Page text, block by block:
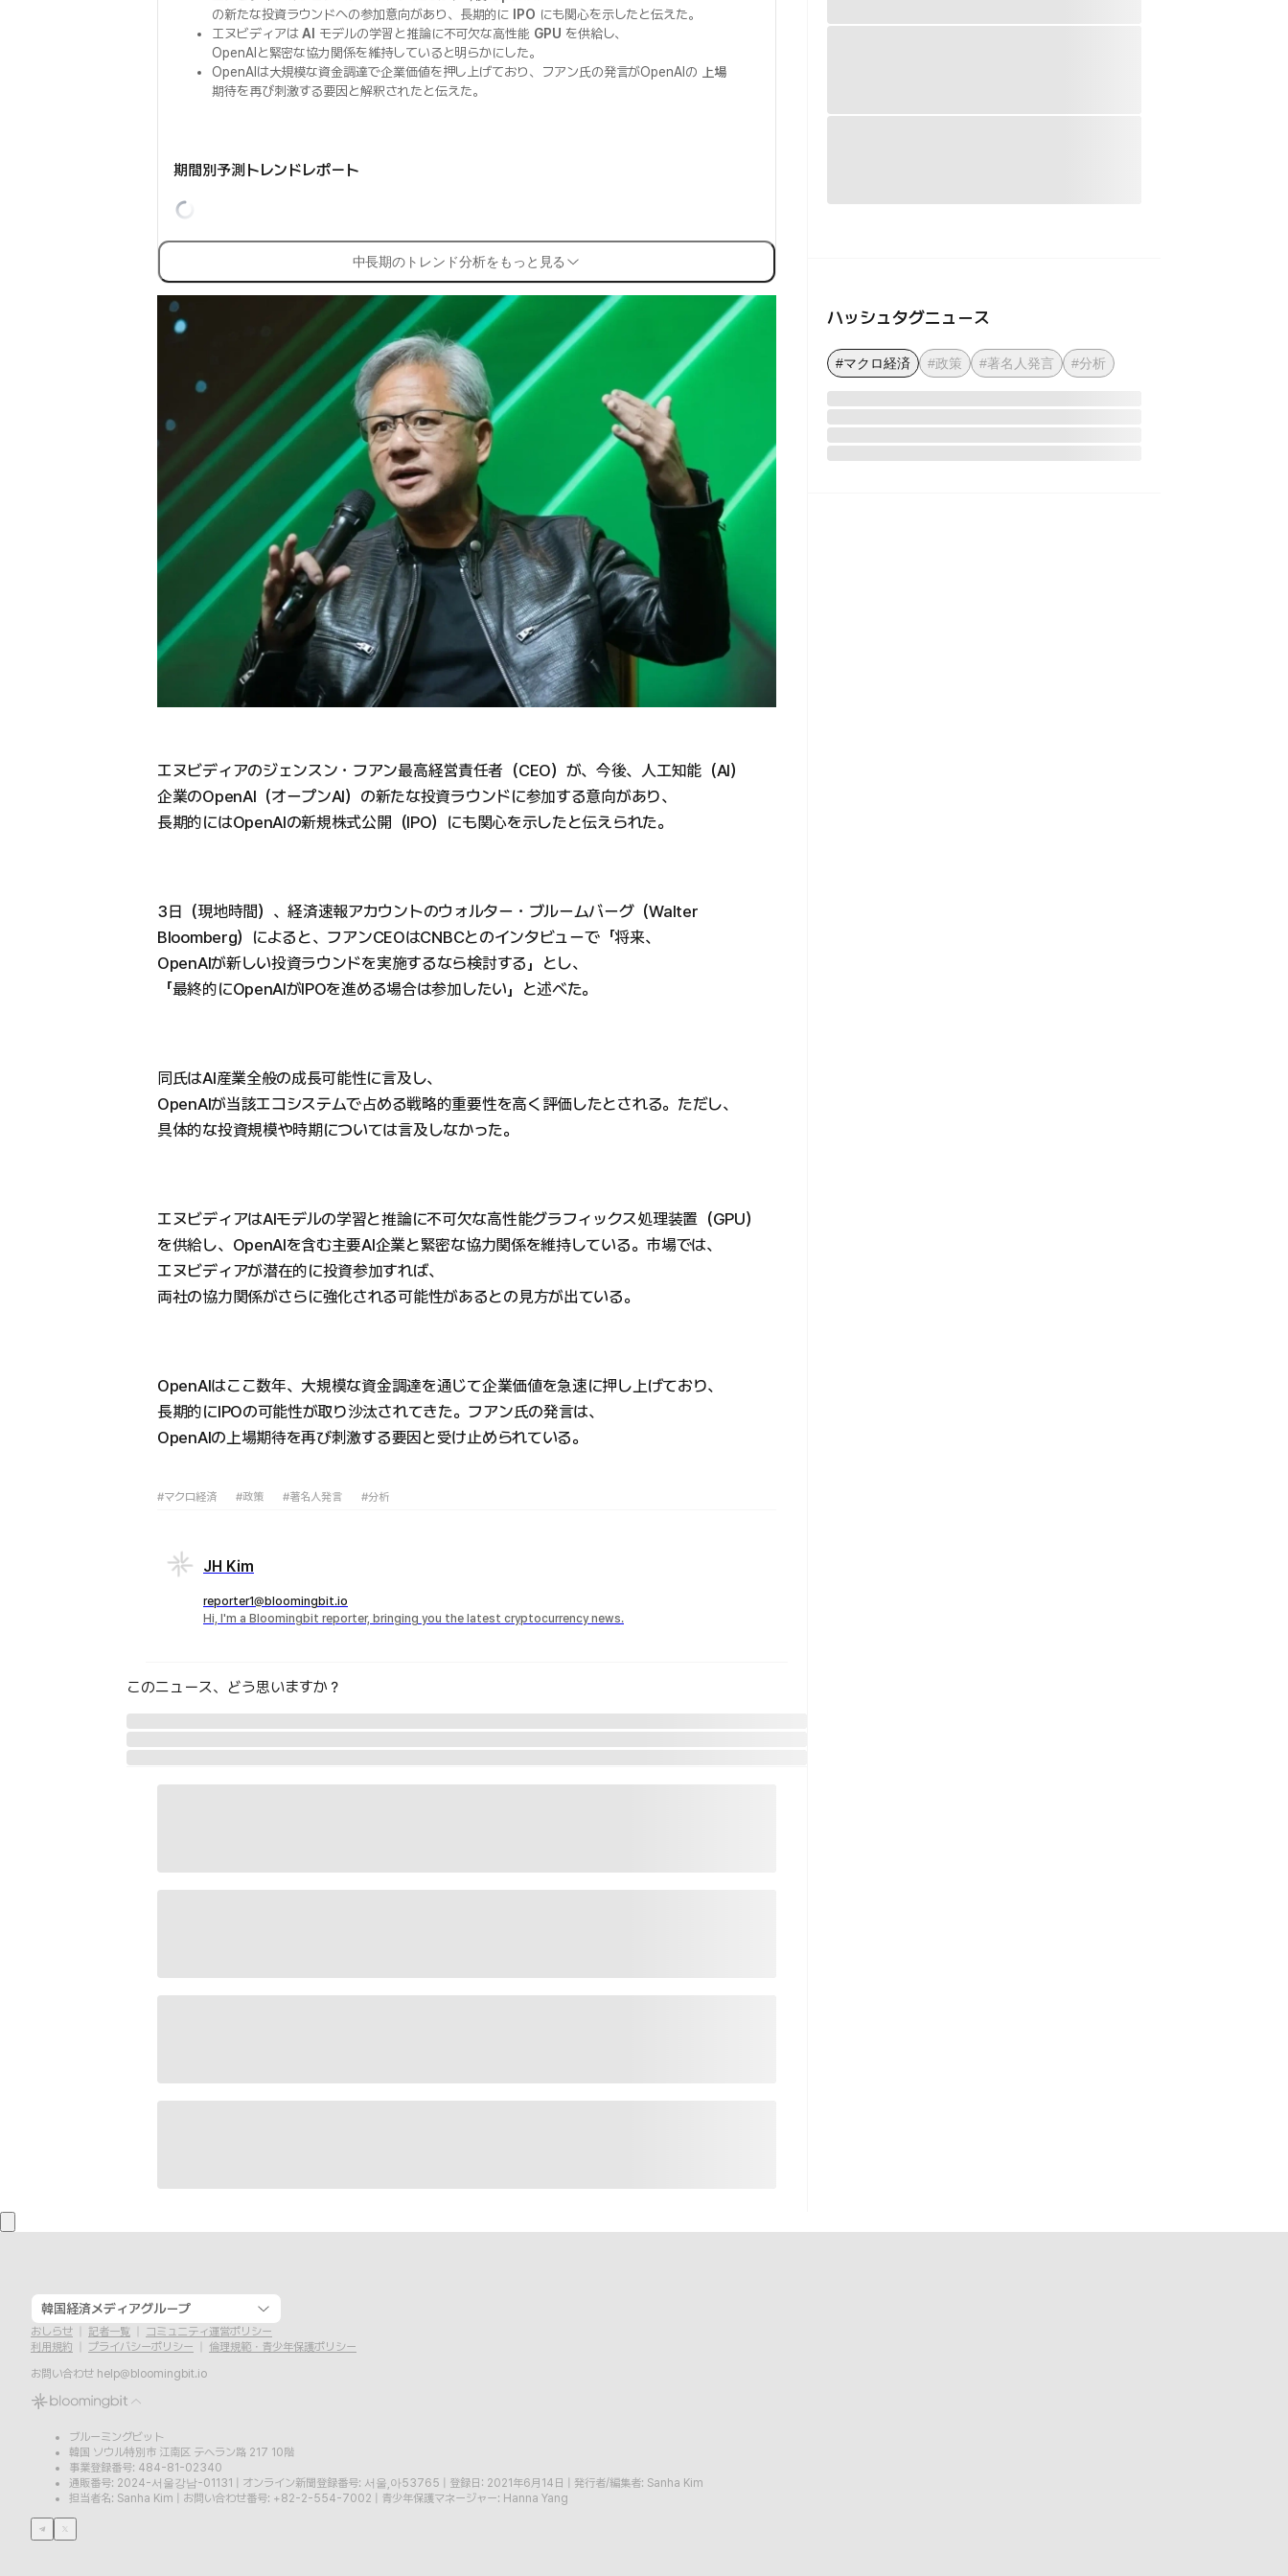
の新たな投資ラウンドへの参加意向があり、長期的に
IPO にも関心を示したと伝えた。
エヌビディアはAI モデルの学習と推論に不可欠な高性能 GPU を供給し、
OpenAIと緊密な協力関係を維持していると明らかにした。
OpenAIは大規模な資金調達で企業価値を押し上げており、フアン氏の発言がOpenAIの
上場
期待を再び刺激する要因と解釈されたと伝えた。
期間別予測トレンドレポート
中長期のトレンド分析をもっと見る
エヌビディアのジェンスン・フアン最高経営責任者（CEO）が、今後、人工知能（AI）
企業のOpenAI（オープンAI）の新たな投資ラウンドに参加する意向があり、
長期的にはOpenAIの新規株式公開（IPO）にも関心を示したと伝えられた。
3日（現地時間）、経済速報アカウントのウォルター・ブルームバーグ（Walter
Bloomberg）によると、フアンCEOはCNBCとのインタビューで「将来、
OpenAIが新しい投資ラウンドを実施するなら検討する」とし、
「最終的にOpenAIがIPOを進める場合は参加したい」と述べた。
同氏はAI産業全般の成長可能性に言及し、
OpenAIが当該エコシステムで占める戦略的重要性を高く評価したとされる。ただし、
具体的な投資規模や時期については言及しなかった。
エヌビディアはAIモデルの学習と推論に不可欠な高性能グラフィックス処理装置（GPU）
を供給し、OpenAIを含む主要AI企業と緊密な協力関係を維持している。市場では、
エヌビディアが潜在的に投資参加すれば、
両社の協力関係がさらに強化される可能性があるとの見方が出ている。
OpenAIはここ数年、大規模な資金調達を通じて企業価値を急速に押し上げており、
長期的にIPOの可能性が取り沙汰されてきた。フアン氏の発言は、
OpenAIの上場期待を再び刺激する要因と受け止められている。
#マクロ経済 #政策 #著名人発言 #分析
JH Kim
reporter1@bloomingbit.io
Hi, I'm a Bloomingbit reporter, bringing you the latest cryptocurrency news.
このニュース、どう思いますか？
ハッシュタグニュース
#マクロ経済 #政策 #著名人発言 #分析
韓国経済メディアグループ
おしらせ 記者一覧
コミュニティ運営ポリシー
利用規約
プライバシーポリシー
倫理規範・青少年保護ポリシー
お問い合わせ help@bloomingbit.io
ブルーミングビット
韓国 ソウル特別市 江南区 テヘラン路 217 10階
事業登録番号: 484-81-02340
通販番号: 2024-서울강남-01131
オンライン新聞登録番号: 서울,아53765 登録日: 2021年6月14日
発行者/編集者: Sanha Kim
担当者名: Sanha Kim
お問い合わせ番号: +82-2-554-7002 青少年保護マネージャー: Hanna Yang